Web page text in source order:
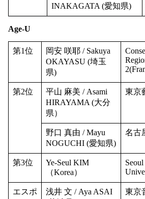
INAKAGATA (愛知県)
Age-U
第1位
岡安 咲耶 / Sakuya
OKAYASU (埼玉
県)
第2位
平山 麻美 / Asami
HIRAYAMA (大分
県）
東京
野口 真由 / Mayu
NOGUCHI (愛知県)
名古
第3位
Ye-Seul KIM
（Korea）
エスポ
浅井 文 / Aya ASAI
東京